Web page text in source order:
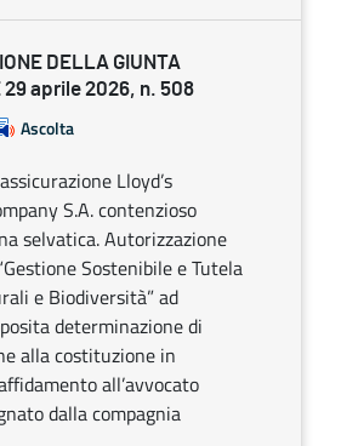
DELLA GIUNTA
29 aprile 2026, n. 508
Ascolta
Lloyd’s
S.A. contenzioso
selvatica. Autorizzazione
Sostenibile e Tutela
e Biodiversità” ad
determinazione di
alla costituzione in
all’avvocato
dalla compagnia